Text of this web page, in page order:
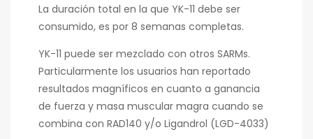
La duración total en la que YK-11 debe ser
consumido, es por 8 semanas completas.
YK-11 puede ser mezclado con otros SARMs.
Particularmente los usuarios han reportado
resultados magníficos en cuanto a ganancia
de fuerza y masa muscular magra cuando se
combina con RAD140 y/o Ligandrol (LGD-4033)